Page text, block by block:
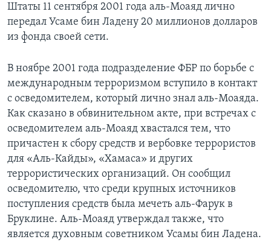
Языки
Штаты 11 сентября 2001 года аль-Моаяд лично
передал Усаме бин Ладену 20 миллионов долларов
из фонда своей сети.
В ноябре 2001 года подразделение ФБР по борьбе с
международным терроризмом вступило в контакт
с осведомителем, который лично знал аль-Моаяда.
Как сказано в обвинительном акте, при встречах с
осведомителем аль-Моаяд хвастался тем, что
причастен к сбору средств и вербовке террористов
для «Аль-Кайды», «Хамаса» и других
террористических организаций. Он сообщил
осведомителю, что среди крупных источников
поступления средств была мечеть аль-Фарук в
Бруклине. Аль-Моаяд утверждал также, что
является духовным советником Усамы бин Ладена.